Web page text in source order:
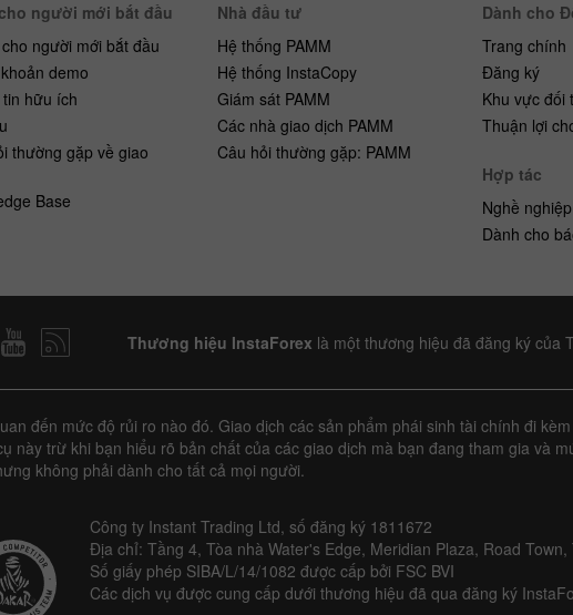
người mới bắt đầu
người mới bắt đầu
demo
hữu ích
thường gặp về giao
Base
Nhà đầu tư
Hệ thống PAMM
Hệ thống InstaCopy
Giám sát PAMM
Các nhà giao dịch PAMM
Câu hỏi thường gặp: PAMM
Dành cho
Trang chính
Đăng ký
Khu vực đối
Thuận lợi
Hợp tác
Nghề nghiệp
Dành cho
Thương hiệu InstaForex là một thương hiệu đã đăng ký của
đến mức độ rủi ro nào đó. Giao dịch các sản phẩm phái sinh tài chính đi
này trừ khi bạn hiểu rõ bản chất của các giao dịch mà bạn đang tham gia và
không phải dành cho tất cả mọi người.
Công ty Instant Trading Ltd, số đăng ký 1811672
Địa chỉ: Tầng 4, Tòa nhà Water's Edge, Meridian Plaza, Road
Số giấy phép SIBA/L/14/1082 được cấp bởi FSC BVI
Các dịch vụ được cung cấp dưới thương hiệu đã qua đăng ký